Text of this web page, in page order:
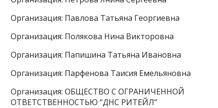
Организация: Павлова Татьяна Георгиевна
Организация: Полякова Нина Викторовна
Организация: Папишина Татьяна Ивановна
Организация: Парфенова Таисия Емельяновна
Организация: ОБЩЕСТВО С ОГРАНИЧЕННОЙ
ОТВЕТСТВЕННОСТЬЮ “ДНС РИТЕЙЛ”